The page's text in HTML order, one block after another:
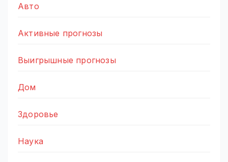
Авто
Активные прогнозы
Выигрышные прогнозы
Дом
Здоровье
Наука